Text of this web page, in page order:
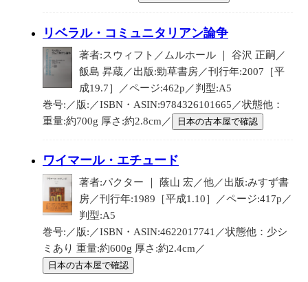
リベラル・コミュニタリアン論争
著者:スウィフト／ムルホール ｜ 谷沢 正嗣／
飯島 昇蔵／出版:勁草書房／刊行年:2007［平
成19.7］／ページ:462p／判型:A5
巻号:／版:／ISBN・ASIN:9784326101665／状態他：
重量:約700g 厚さ:約2.8cm／
日本の古本屋で確認
ワイマール・エチュード
著者:パクター ｜ 蔭山 宏／他／出版:みすず書
房／刊行年:1989［平成1.10］／ページ:417p／
判型:A5
巻号:／版:／ISBN・ASIN:4622017741／状態他：少シ
ミあり 重量:約600g 厚さ:約2.4cm／
日本の古本屋で確認